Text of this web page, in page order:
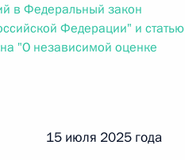
в Федеральный закон
Федерации" и статью
"О независимой оценке
15 июля 2025 года